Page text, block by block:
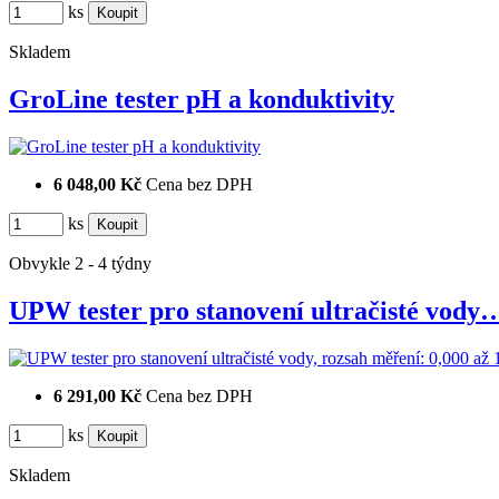
ks
Skladem
GroLine tester pH a konduktivity
6 048,00 Kč Cena bez DPH
ks
Obvykle 2 - 4 týdny
UPW tester pro stanovení ultračisté
6 291,00 Kč Cena bez DPH
ks
Skladem